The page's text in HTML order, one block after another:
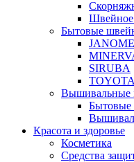
Швейное
Бытовые
JANOME
SIRUBA
TOYOTA
Красота и здоровье
Косметика
Средства